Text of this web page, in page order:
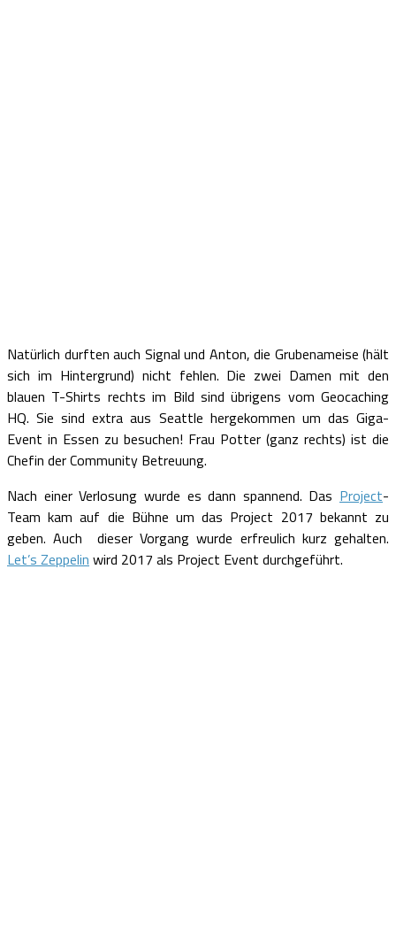
Natürlich durften auch Signal und Anton, die Grubenameise (hält
sich im Hintergrund) nicht fehlen. Die zwei Damen mit den
blauen T-Shirts rechts im Bild sind übrigens vom Geocaching
HQ. Sie sind extra aus Seattle hergekommen um das Giga-
Event in Essen zu besuchen! Frau Potter (ganz rechts) ist die
Chefin der Community Betreuung.
Nach einer Verlosung wurde es dann spannend. Das Project-
Team kam auf die Bühne um das Project 2017 bekannt zu
geben. Auch dieser Vorgang wurde erfreulich kurz gehalten.
Let’s Zeppelin wird 2017 als Project Event durchgeführt.